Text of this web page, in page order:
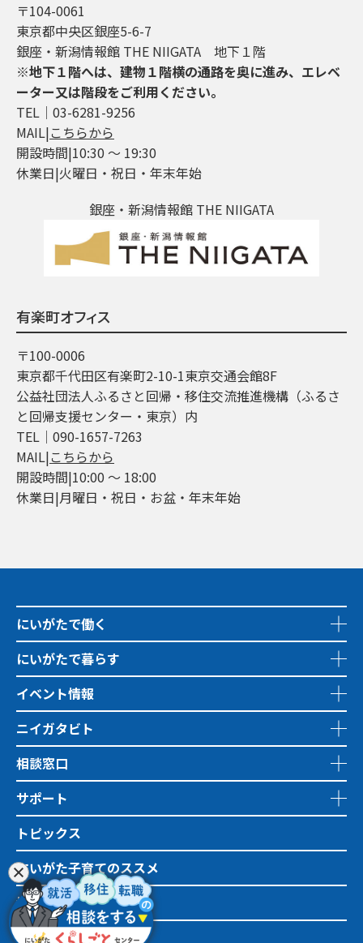
〒104-0061
東京都中央区銀座5-6-7
銀座・新潟情報館 THE NIIGATA 地下１階
※地下１階へは、建物１階横の通路を奥に進み、エレベ
ーター又は階段をご利用ください。
TEL│03-6281-9256
MAIL|こちらから
開設時間|10:30 ～ 19:30
休業日|火曜日・祝日・年末年始
銀座・新潟情報館 THE NIIGATA
有楽町オフィス
〒100-0006
東京都千代田区有楽町2-10-1東京交通会館8F
公益社団法人ふるさと回帰・移住交流推進機構（ふるさ
と回帰支援センター・東京）内
TEL│090-1657-7263
MAIL|こちらから
開設時間|10:00 ～ 18:00
休業日|月曜日・祝日・お盆・年末年始
にいがたで働く
にいがたで暮らす
イベント情報
ニイガタビト
相談窓口
サポート
トピックス
にいがた子育てのススメ
地域おこし協力隊
市町村情報